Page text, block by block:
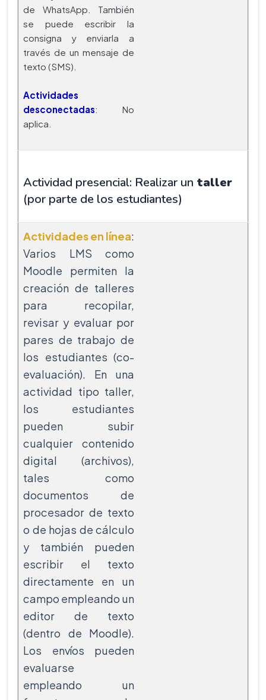
de WhatsApp. También
se puede escribir la
consigna y enviarla a
través de un mensaje de
texto (SMS).
Actividades
desconectadas: No
aplica.
Actividad presencial: Realizar un taller
(por parte de los estudiantes)
Actividades en línea:
Varios LMS como
Moodle permiten la
creación de talleres
para recopilar,
revisar y evaluar por
pares de trabajo de
los estudiantes (co-
evaluación). En una
actividad tipo taller,
los estudiantes
pueden subir
cualquier contenido
digital (archivos),
tales como
documentos de
procesador de texto
o de hojas de cálculo
y también pueden
escribir el texto
directamente en un
campo empleando un
editor de texto
(dentro de Moodle).
Los envíos pueden
evaluarse
empleando un